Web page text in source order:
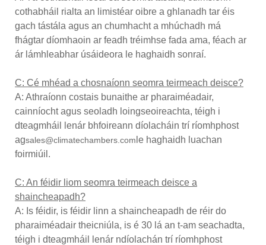
cothabháil rialta an limistéar oibre a ghlanadh tar éis
gach tástála agus an chumhacht a mhúchadh má
fhágtar díomhaoin ar feadh tréimhse fada ama, féach ar
ár lámhleabhar úsáideora le haghaidh sonraí.
C: Cé mhéad a chosnaíonn seomra teirmeach deisce?
A: Athraíonn costais bunaithe ar pharaiméadair,
cainníocht agus seoladh loingseoireachta, téigh i
dteagmháil lenár bhfoireann díolacháin trí ríomhphost
agsales@climatechambers.com le haghaidh luachan
foirmiúil.
C: An féidir liom seomra teirmeach deisce a
shaincheapadh?
A: Is féidir, is féidir linn a shaincheapadh de réir do
pharaiméadair theicniúla, is é 30 lá an t-am seachadta,
téigh i dteagmháil lenár ndíolachán trí ríomhphost